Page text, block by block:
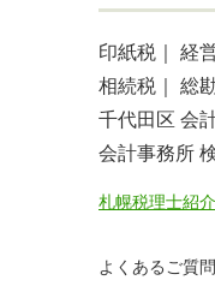
印紙税｜ 経
相続税｜
総
千代田区 会
会計事務所 検
札幌税理士紹
よくあるご質